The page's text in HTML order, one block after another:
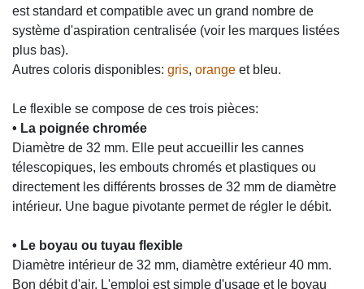
est standard et compatible avec un grand nombre de
système d'aspiration centralisée (voir les marques listées
plus bas).
Autres coloris disponibles: gris, orange et bleu.
Le flexible se compose de ces trois pièces:
• La poignée chromée
Diamètre de 32 mm. Elle peut accueillir les cannes
télescopiques, les embouts chromés et plastiques ou
directement les différents brosses de 32 mm de diamètre
intérieur. Une bague pivotante permet de régler le débit.
• Le boyau ou tuyau flexible
Diamètre intérieur de 32 mm, diamètre extérieur 40 mm.
Bon débit d'air. L'emploi est simple d'usage et le boyau